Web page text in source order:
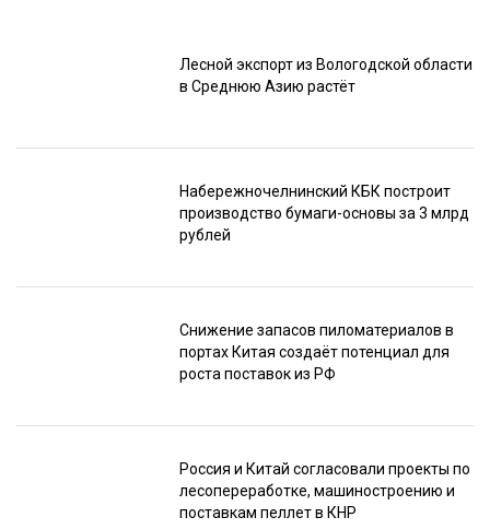
Лесной экспорт из Вологодской области
в Среднюю Азию растёт
Набережночелнинский КБК построит
производство бумаги-основы за 3 млрд
рублей
Снижение запасов пиломатериалов в
портах Китая создаёт потенциал для
роста поставок из РФ
Россия и Китай согласовали проекты по
лесопереработке, машиностроению и
поставкам пеллет в КНР